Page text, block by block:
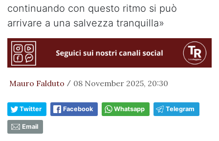
continuando con questo ritmo si può
arrivare a una salvezza tranquilla»
Mauro Falduto / 08 November 2025, 20:30
Twitter Facebook Whatsapp Telegram
Email